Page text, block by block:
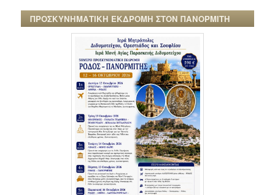
ΠΡΟΣΚΥΝΗΜΑΤΙΚΗ ΕΚΔΡΟΜΗ ΣΤΟΝ ΠΑΝΟΡΜΙΤΗ